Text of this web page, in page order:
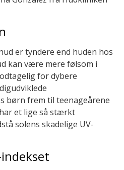
er tyndere end huden hos
kan være mere følsom i
for dybere
børn frem til teenageårene
et lige så stærkt
solens skadelige UV-